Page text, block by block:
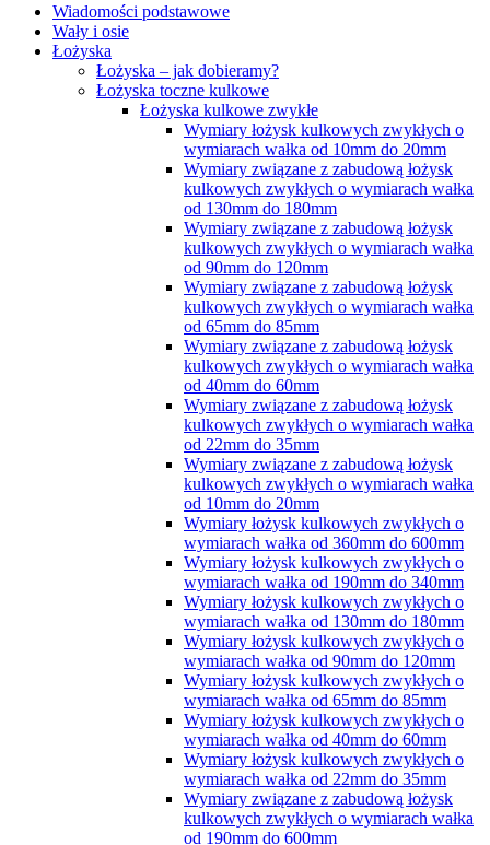
Wiadomości podstawowe
Wały i osie
Łożyska
Łożyska – jak dobieramy?
Łożyska toczne kulkowe
Łożyska kulkowe zwykłe
Wymiary łożysk kulkowych zwykłych o
wymiarach wałka od 10mm do 20mm
Wymiary związane z zabudową łożysk
kulkowych zwykłych o wymiarach wałka
od 130mm do 180mm
Wymiary związane z zabudową łożysk
kulkowych zwykłych o wymiarach wałka
od 90mm do 120mm
Wymiary związane z zabudową łożysk
kulkowych zwykłych o wymiarach wałka
od 65mm do 85mm
Wymiary związane z zabudową łożysk
kulkowych zwykłych o wymiarach wałka
od 40mm do 60mm
Wymiary związane z zabudową łożysk
kulkowych zwykłych o wymiarach wałka
od 22mm do 35mm
Wymiary związane z zabudową łożysk
kulkowych zwykłych o wymiarach wałka
od 10mm do 20mm
Wymiary łożysk kulkowych zwykłych o
wymiarach wałka od 360mm do 600mm
Wymiary łożysk kulkowych zwykłych o
wymiarach wałka od 190mm do 340mm
Wymiary łożysk kulkowych zwykłych o
wymiarach wałka od 130mm do 180mm
Wymiary łożysk kulkowych zwykłych o
wymiarach wałka od 90mm do 120mm
Wymiary łożysk kulkowych zwykłych o
wymiarach wałka od 65mm do 85mm
Wymiary łożysk kulkowych zwykłych o
wymiarach wałka od 40mm do 60mm
Wymiary łożysk kulkowych zwykłych o
wymiarach wałka od 22mm do 35mm
Wymiary związane z zabudową łożysk
kulkowych zwykłych o wymiarach wałka
od 190mm do 600mm